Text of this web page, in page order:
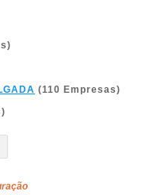
(110 Empresas)